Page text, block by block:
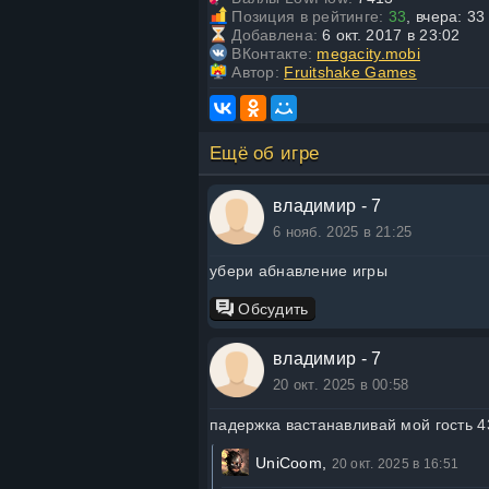
Позиция в рейтинге: 33 , вчера: 33
Добавлена: 6 окт. 2017 в 23:02
ВКонтакте: megacity.mobi
Автор: Fruitshake Games
Ещё об игре
владимир - 7
6 нояб. 2025 в 21:25
убери абнавление игры
Обсудить
владимир - 7
20 окт. 2025 в 00:58
падержка вастанавливай мой гость
UniCoom, 20 окт. 2025 в 16:51